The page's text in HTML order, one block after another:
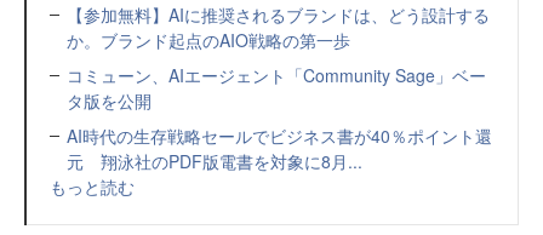
【参加無料】AIに推奨されるブランドは、どう設計する
か。ブランド起点のAIO戦略の第一歩
コミューン、AIエージェント「Community Sage」ベー
タ版を公開
AI時代の生存戦略セールでビジネス書が40％ポイント還
元 翔泳社のPDF版電書を対象に8月...
もっと読む